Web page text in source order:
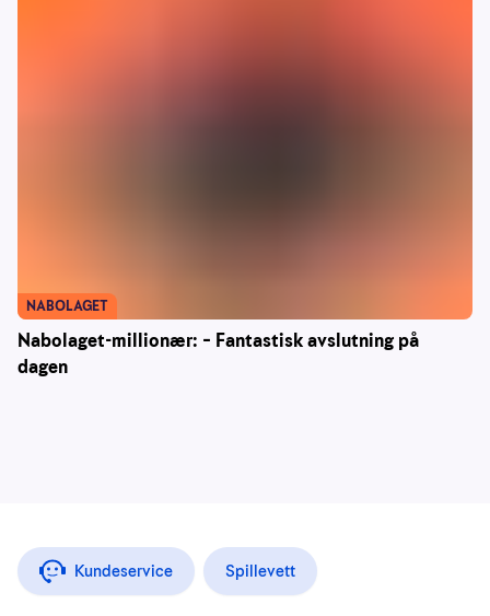
Nabolaget-millionær: – Fantastisk avslutning på
dagen
NABOLAGET
Kundeservice Spillevett